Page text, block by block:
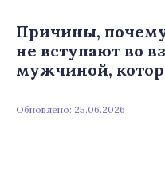
Причины,
не вступают во
мужчиной,
Обновлено: 25.06.2026